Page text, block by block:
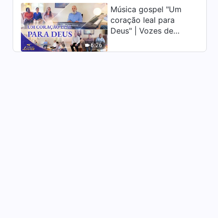
36:29
Testemunho da Vida da Igreja
"Você deve tornar-se honesto
para ser salvo"
6:26
Música gospel "Um
coração leal para
Deus" | Vozes de